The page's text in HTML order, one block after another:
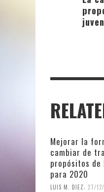
Mejorar la
cambiar de
propósitos de
para 2020
LUIS M. DIEZ 27/